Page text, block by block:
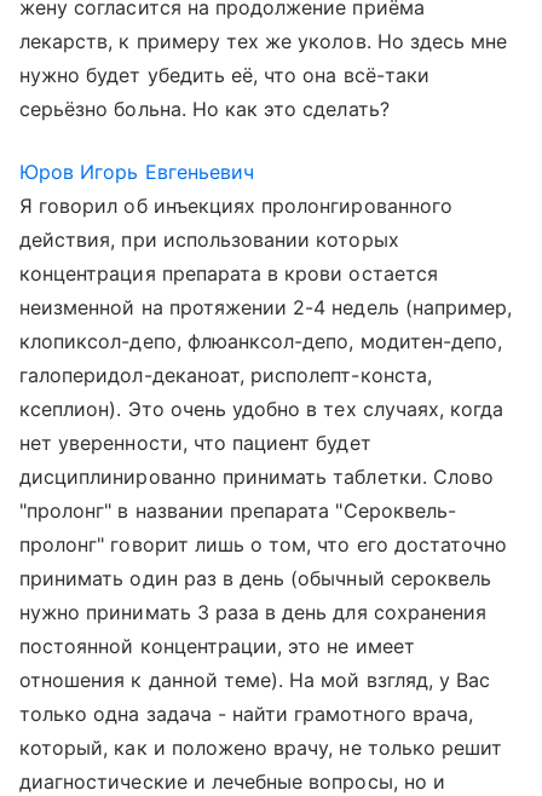
жену согласится на продолжение приёма
лекарств, к примеру тех же уколов. Но здесь мне
нужно будет убедить её, что она всё-таки
серьёзно больна. Но как это сделать?
Юров Игорь Евгеньевич
Я говорил об инъекциях пролонгированного
действия, при использовании которых
концентрация препарата в крови остается
неизменной на протяжении 2-4 недель (например,
клопиксол-депо, флюанксол-депо, модитен-депо,
галоперидол-деканоат, рисполепт-конста,
ксеплион). Это очень удобно в тех случаях, когда
нет уверенности, что пациент будет
дисциплинированно принимать таблетки. Слово
"пролонг" в названии препарата "Сероквель-
пролонг" говорит лишь о том, что его достаточно
принимать один раз в день (обычный сероквель
нужно принимать 3 раза в день для сохранения
постоянной концентрации, это не имеет
отношения к данной теме). На мой взгляд, у Вас
только одна задача - найти грамотного врача,
который, как и положено врачу, не только решит
диагностические и лечебные вопросы, но и